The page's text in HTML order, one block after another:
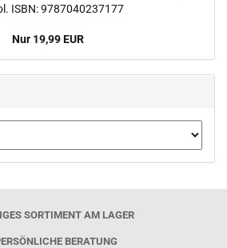
ISBN: 9787040237177
Nur 19,99 EUR
SORTIMENT AM LAGER
BERATUNG